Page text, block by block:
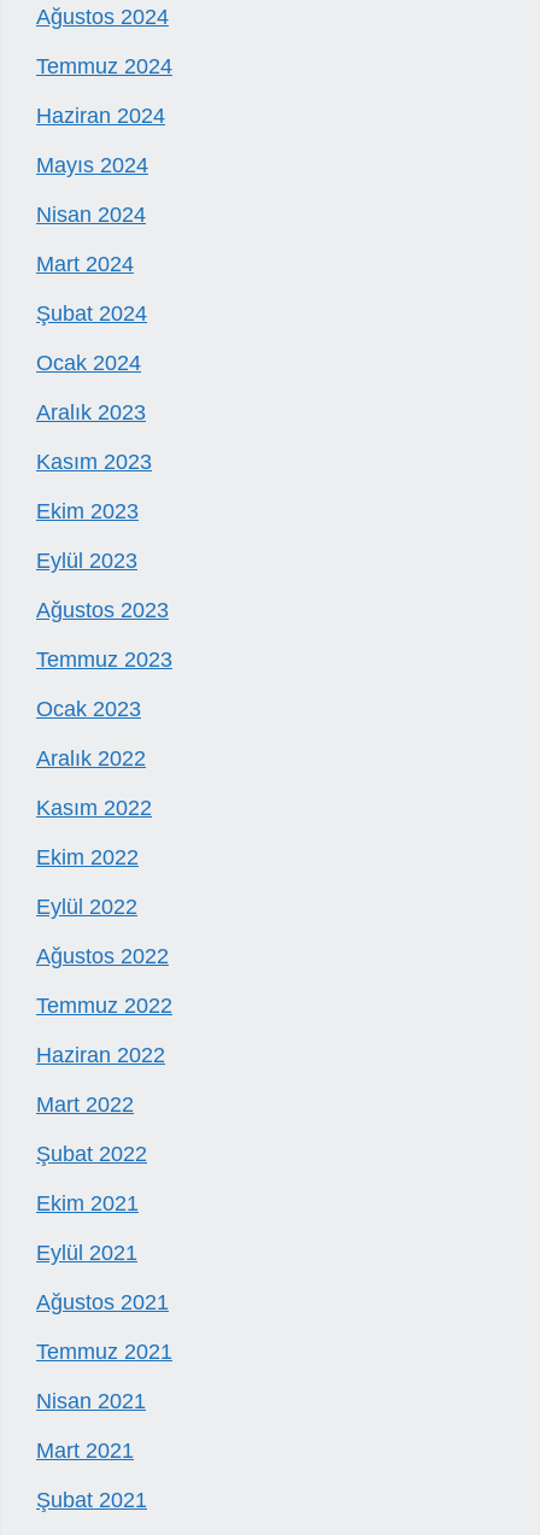
Ağustos 2024
Temmuz 2024
Haziran 2024
Mayıs 2024
Nisan 2024
Mart 2024
Şubat 2024
Ocak 2024
Aralık 2023
Kasım 2023
Ekim 2023
Eylül 2023
Ağustos 2023
Temmuz 2023
Ocak 2023
Aralık 2022
Kasım 2022
Ekim 2022
Eylül 2022
Ağustos 2022
Temmuz 2022
Haziran 2022
Mart 2022
Şubat 2022
Ekim 2021
Eylül 2021
Ağustos 2021
Temmuz 2021
Nisan 2021
Mart 2021
Şubat 2021